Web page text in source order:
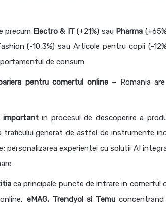
precum Electro & IT (+21%) sau Pharma
(-10,3%) sau Articole pentru copii (-
de consum
pentru comertul online– Romania
importantin procesul de descoperire a
generat de astfel de instrumente
personalizarea experientei cu solutii AI
ca principale puncte de intrare in comertul
eMAG, Trendyol si Temu